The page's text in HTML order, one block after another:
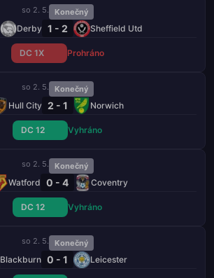
so 2. 5. Konečný
Derby 1 - 2 Sheffield Utd
DC 1X Prohráno
so 2. 5. Konečný
Hull City 2 - 1 Norwich
DC 12 Vyhráno
so 2. 5. Konečný
Watford 0 - 4 Coventry
DC 12 Vyhráno
so 2. 5. Konečný
Blackburn 0 - 1 Leicester